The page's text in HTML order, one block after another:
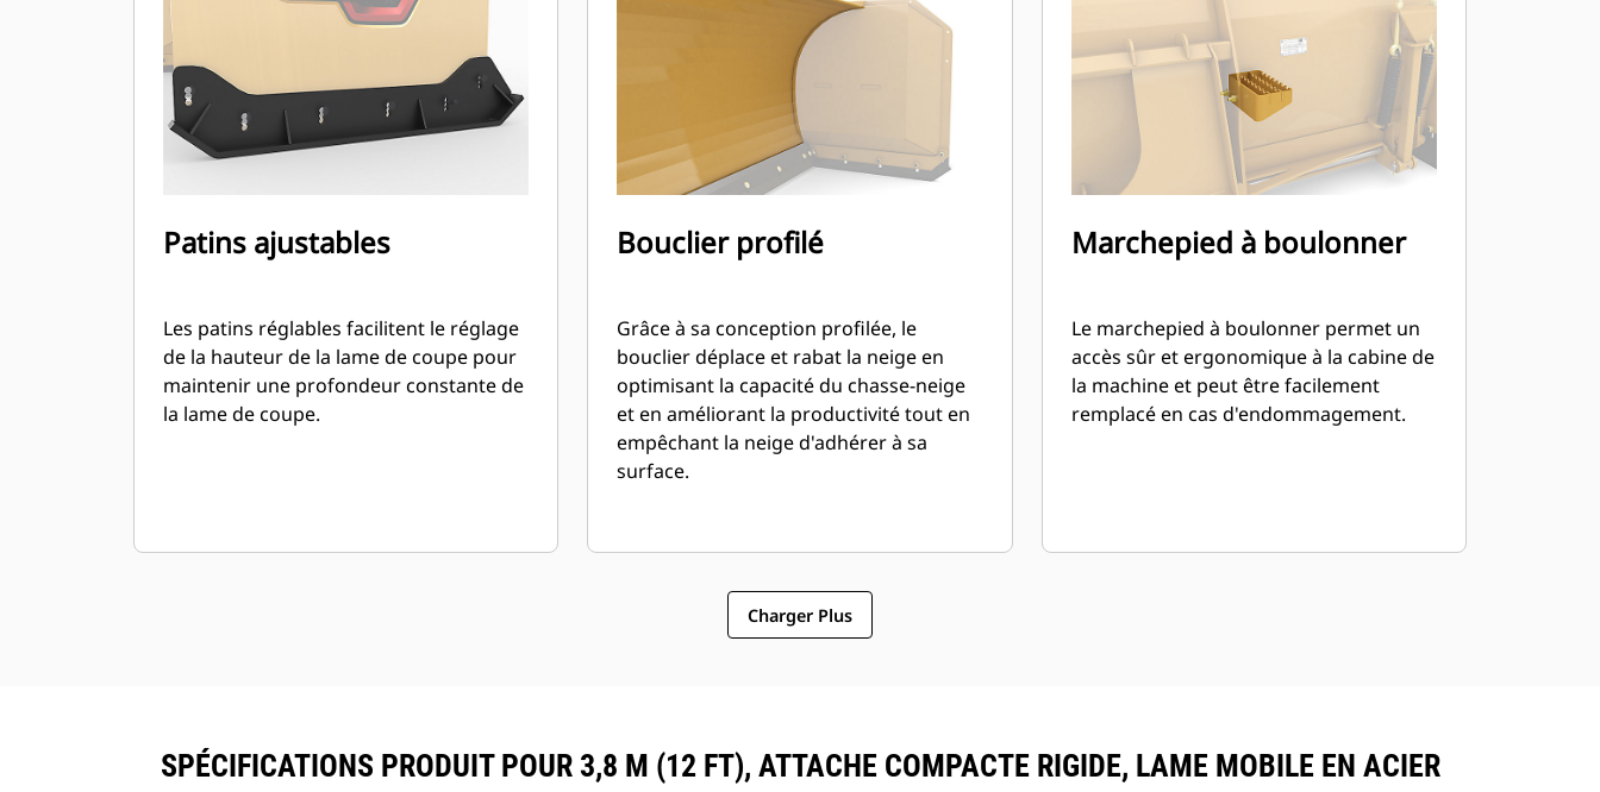
type chargeur compact rigide.
Patins ajustables
Les patins réglables facilitent le réglage
de la hauteur de la lame de coupe pour
maintenir une profondeur constante de
la lame de coupe.
Bouclier profilé
Grâce à sa conception profilée, le
bouclier déplace et rabat la neige en
optimisant la capacité du chasse-neige
et en améliorant la productivité tout en
empêchant la neige d'adhérer à sa
surface.
Marchepied à boulonner
Le marchepied à boulonner permet un
accès sûr et ergonomique à la cabine de
la machine et peut être facilement
remplacé en cas d'endommagement.
Charger Plus
SPÉCIFICATIONS PRODUIT POUR 3,8 M (12 FT), ATTACHE COMPACTE RIGIDE, LAME MOBILE EN ACIER